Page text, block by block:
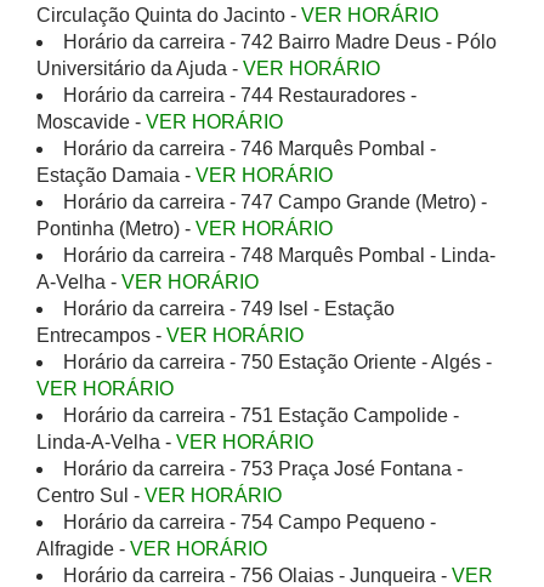
Circulação Quinta do Jacinto - VER HORÁRIO
Horário da carreira - 742 Bairro Madre Deus - Pólo
Universitário da Ajuda - VER HORÁRIO
Horário da carreira - 744 Restauradores -
Moscavide - VER HORÁRIO
Horário da carreira - 746 Marquês Pombal -
Estação Damaia - VER HORÁRIO
Horário da carreira - 747 Campo Grande (Metro) -
Pontinha (Metro) - VER HORÁRIO
Horário da carreira - 748 Marquês Pombal - Linda-
A-Velha - VER HORÁRIO
Horário da carreira - 749 Isel - Estação
Entrecampos - VER HORÁRIO
Horário da carreira - 750 Estação Oriente - Algés -
VER HORÁRIO
Horário da carreira - 751 Estação Campolide -
Linda-A-Velha - VER HORÁRIO
Horário da carreira - 753 Praça José Fontana -
Centro Sul - VER HORÁRIO
Horário da carreira - 754 Campo Pequeno -
Alfragide - VER HORÁRIO
Horário da carreira - 756 Olaias - Junqueira - VER